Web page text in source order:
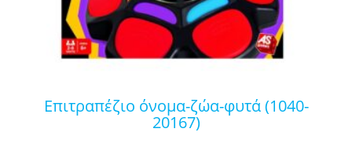
επιτραπέζιο όνομα-ζώα-φυτά (1040-
20167)